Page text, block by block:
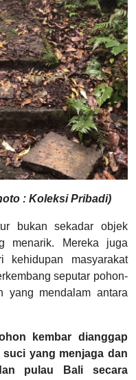
: Koleksi Pribadi)
bukan sekadar objek
menarik. Mereka juga
kehidupan masyarakat
seputar pohon-
yang mendalam antara
kembar dianggap
yang menjaga dan
pulau Bali secara